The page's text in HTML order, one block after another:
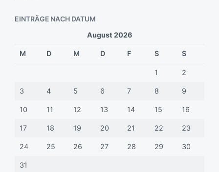
EINTRÄGE NACH DATUM
August 2026
M D M D F S S
1 2
3 4 5 6 7 8 9
10 11 12 13 14 15 16
17 18 19 20 21 22 23
24 25 26 27 28 29 30
31